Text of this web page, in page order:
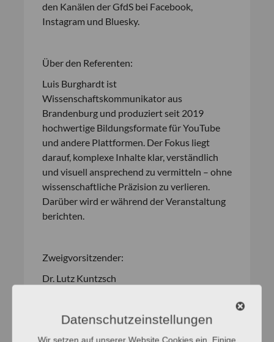
den Kanälen der GfdS bei Facebook,
Instagram und Bluesky.
Über den Referenten:
Luis Burghardt ist
Wissenschaftskommunikator aus
Brandenburg und produziert seit 2019
hochwertige Bildungsformate für YouTube
und andere Plattformen. Der Fokus liegt
darauf, komplexe Inhalte klar, verständlich
und visuell ansprechend zu vermitteln – ohne
wissenschaftliche Präzision zu verlieren.
Darüber wird er während der Veranstaltung
berichten.
Zweigvorsitzender:
Dr. Lutz Kuntzsch
Datenschutzeinstellungen
Wir setzen auf unserer Website Cookies ein. Einige